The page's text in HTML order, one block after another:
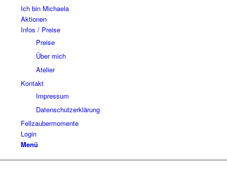
Ich bin Michaela
Aktionen
Infos / Preise
Preise
Über mich
Atelier
Kontakt
Impressum
Datenschutzerklärung
Fellzaubermomente
Login
Menü